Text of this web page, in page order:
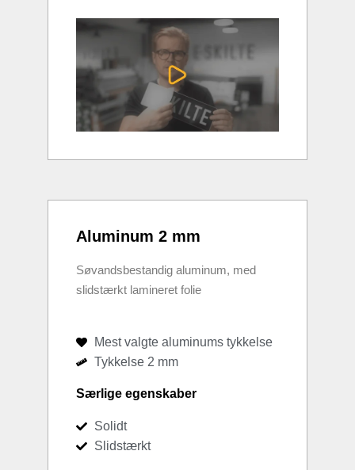
Aluminum 2 mm
Søvandsbestandig aluminum, med
slidstærkt lamineret folie
Mest valgte aluminums tykkelse
Tykkelse 2 mm
Særlige egenskaber
Solidt
Slidstærkt